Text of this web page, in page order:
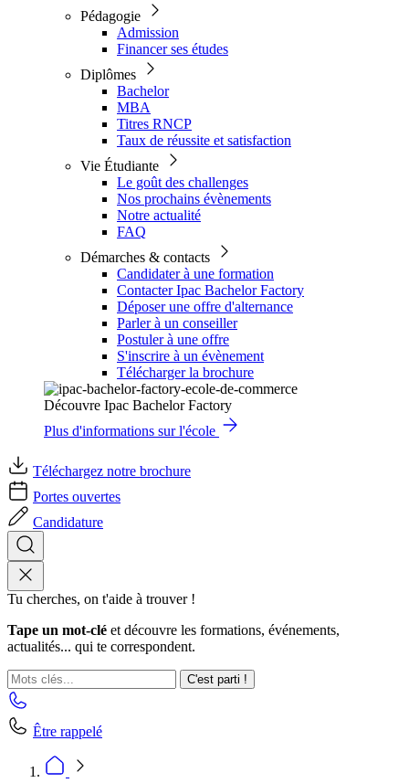
Pédagogie
Admission
Financer ses études
Diplômes
Bachelor
MBA
Titres RNCP
Taux de réussite et satisfaction
Vie Étudiante
Le goût des challenges
Nos prochains évènements
Notre actualité
FAQ
Démarches & contacts
Candidater à une formation
Contacter Ipac Bachelor Factory
Déposer une offre d'alternance
Parler à un conseiller
Postuler à une offre
S'inscrire à un évènement
Télécharger la brochure
Découvre Ipac Bachelor Factory
Plus d'informations sur l'école
Téléchargez notre brochure
Portes ouvertes
Candidature
Tu cherches, on t'aide à trouver !
Tape un mot-clé et découvre les formations, événements,
actualités... qui te correspondent.
C'est parti !
Être rappelé